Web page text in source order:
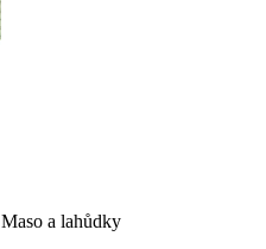
Maso a lahůdky